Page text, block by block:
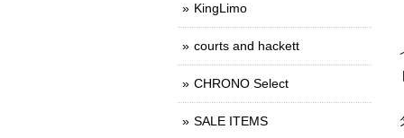
KingLimo
courts and hackett
CHRONO Select
SALE ITEMS